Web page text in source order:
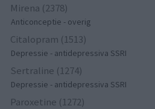
Mirena (2378)
Anticonceptie - overig
Citalopram (1513)
Depressie - antidepressiva SSRI
Sertraline (1274)
Depressie - antidepressiva SSRI
Paroxetine (1272)